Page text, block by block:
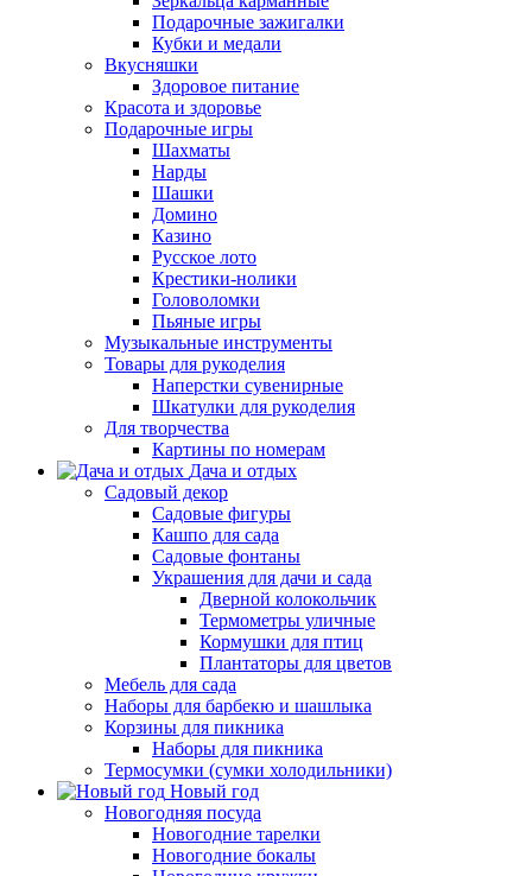
Подарочные зажигалки
Кубки и медали
Вкусняшки
Здоровое питание
Красота и здоровье
Подарочные игры
Шахматы
Нарды
Шашки
Домино
Казино
Русское лото
Крестики-нолики
Головоломки
Пьяные игры
Музыкальные инструменты
Товары для рукоделия
Наперстки сувенирные
Шкатулки для рукоделия
Для творчества
Картины по номерам
Дача и отдых
Садовый декор
Садовые фигуры
Кашпо для сада
Садовые фонтаны
Украшения для дачи и сада
Дверной колокольчик
Термометры уличные
Кормушки для птиц
Плантаторы для цветов
Мебель для сада
Наборы для барбекю и шашлыка
Корзины для пикника
Наборы для пикника
Термосумки (сумки холодильники)
Новый год
Новогодняя посуда
Новогодние тарелки
Новогодние бокалы